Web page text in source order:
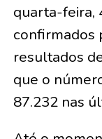
quarta-feira,
confirmados
resultados
que o
87.232 nas